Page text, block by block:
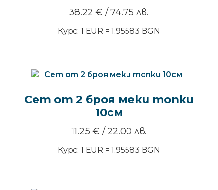
38.22 € / 74.75 лв.
Курс: 1 EUR = 1.95583 BGN
Сет от 2 броя меки топки
10см
11.25 € / 22.00 лв.
Курс: 1 EUR = 1.95583 BGN